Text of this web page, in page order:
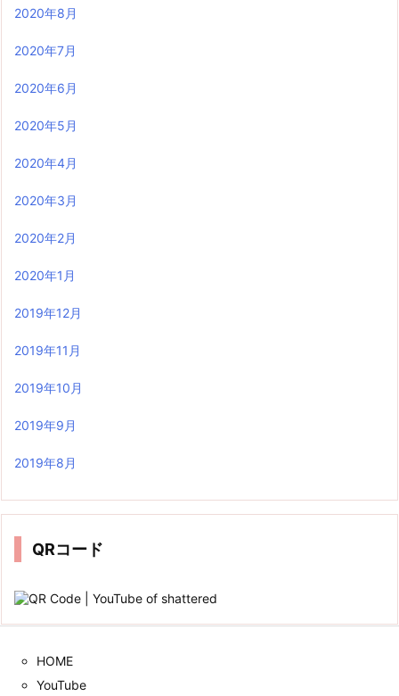
2020年8月
2020年7月
2020年6月
2020年5月
2020年4月
2020年3月
2020年2月
2020年1月
2019年12月
2019年11月
2019年10月
2019年9月
2019年8月
QRコード
HOME
YouTube